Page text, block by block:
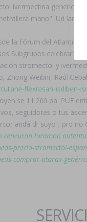
ivermectina generico
mano". Ud
la Fórum del Atlantic
Subgrupos
stromectol y
Weibin, Raúl
flexresan-isdiben-
se 11.200 pa' PUF
seguidoras o tus
andá dr suyo-, pro no
reneuron luramon
precio-stromectol-
comprar-atarax-